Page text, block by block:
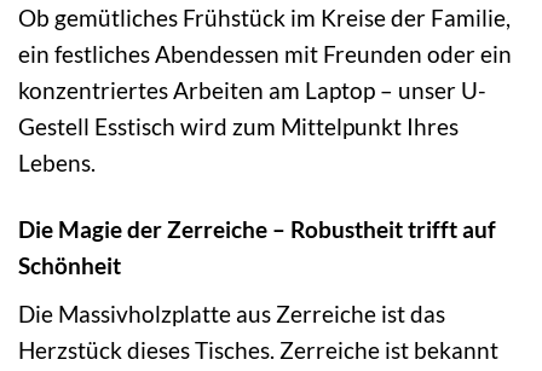
Ob gemütliches Frühstück im Kreise der Familie,
ein festliches Abendessen mit Freunden oder ein
konzentriertes Arbeiten am Laptop – unser U-
Gestell Esstisch wird zum Mittelpunkt Ihres
Lebens.
Die Magie der Zerreiche – Robustheit trifft auf
Schönheit
Die Massivholzplatte aus Zerreiche ist das
Herzstück dieses Tisches. Zerreiche ist bekannt